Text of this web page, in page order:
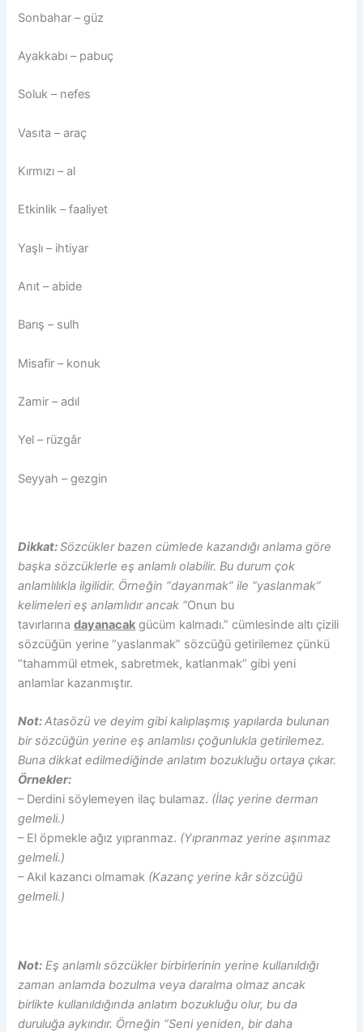
Sonbahar – güz
Ayakkabı – pabuç
Soluk – nefes
Vasıta – araç
Kırmızı – al
Etkinlik – faaliyet
Yaşlı – ihtiyar
Anıt – abide
Barış – sulh
Misafir – konuk
Zamir – adıl
Yel – rüzgâr
Seyyah – gezgin
Dikkat:Sözcükler bazen cümlede kazandığı anlama göre
başka sözcüklerle eş anlamlı olabilir. Bu durum çok
anlamlılıkla ilgilidir. Örneğin “dayanmak” ile “yaslanmak”
kelimeleri eş anlamlıdır ancak “Onun bu
tavırlarınadayanacak gücüm kalmadı.” cümlesinde altı çizili
sözcüğün yerine “yaslanmak” sözcüğü getirilemez çünkü
“tahammül etmek, sabretmek, katlanmak” gibi yeni
anlamlar kazanmıştır.
Not:Atasözü ve deyim gibi kalıplaşmış yapılarda bulunan
bir sözcüğün yerine eş anlamlısı çoğunlukla getirilemez.
Buna dikkat edilmediğinde anlatım bozukluğu ortaya çıkar.
Örnekler:
– Derdini söylemeyen ilaç bulamaz. (İlaç yerine derman
gelmeli.)
– El öpmekle ağız yıpranmaz. (Yıpranmaz yerine aşınmaz
gelmeli.)
– Akıl kazancı olmamak (Kazanç yerine kâr sözcüğü
gelmeli.)
Not: Eş anlamlı sözcükler birbirlerinin yerine kullanıldığı
zaman anlamda bozulma veya daralma olmaz ancak
birlikte kullanıldığında anlatım bozukluğu olur, bu da
duruluğa aykırıdır. Örneğin “Seni yeniden, bir daha